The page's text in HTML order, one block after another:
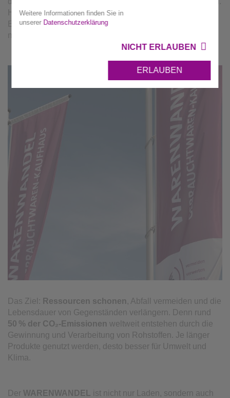
Weitere Informationen finden Sie in
unserer Datenschutzerklärung
NICHT ERLAUBEN
ERLAUBEN
Hier finden gut erhaltene Möbel, Haushaltswaren,
Elektrogeräte, Bücher, Kleidung und vieles mehr einen
Das Ziel: Ressourcen schonen , Abfall vermeiden und die
Lebensdauer von Gegenständen verlängern. Denn rund
50 % der CO₂-Emissionen weltweit entstehen durch die
Gewinnung und Verarbeitung von Rohstoffen. Je länger
Produkte genutzt werden, desto besser für Umwelt und
Klima.
Der WARENWANDEL
ist nicht nur Laden, sondern auch